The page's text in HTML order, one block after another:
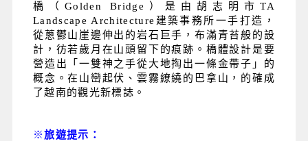
橋（Golden Bridge）是由胡志明市TA
Landscape Architecture建築事務所一手打造，
從蔥鬱山崖邊伸出的岩石巨手，布滿青苔般的設
計，彷若歲月在山頭留下的痕跡。橋體設計是要
營造出「一雙神之手從大地掏出一條金帶子」的
概念。在山巒起伏、雲霧繚繞的巴拿山，的確成
了越南的觀光新標誌。
※旅遊提示：